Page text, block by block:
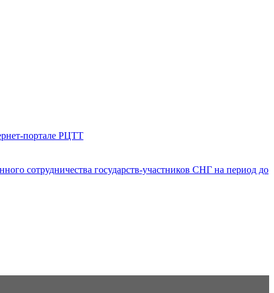
портале РЦТТ
сотрудничества государств-участников СНГ на период до